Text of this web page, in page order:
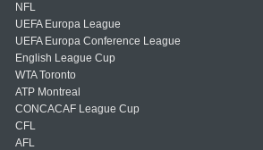
NFL
UEFA Europa League
UEFA Europa Conference League
English League Cup
WTA Toronto
ATP Montreal
CONCACAF League Cup
CFL
AFL